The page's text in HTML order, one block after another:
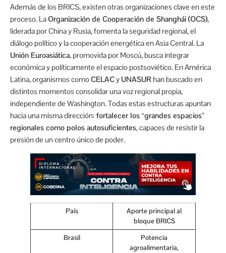
Además de los BRICS, existen otras organizaciones clave en este
proceso. LaOrganización de Cooperación de Shanghái (OCS),
liderada por China y Rusia, fomenta la seguridad regional, el
diálogo político y la cooperación energética en Asia Central. La
Unión Euroasiática, promovida por Moscú, busca integrar
económica y políticamente el espacio postsoviético. En América
Latina, organismos comoCELACyUNASUR han buscado en
distintos momentos consolidar una voz regional propia,
independiente de Washington. Todas estas estructuras apuntan
hacia una misma dirección: fortalecer los “grandes espacios”
regionales como polos autosuficientes, capaces de resistir la
presión de un centro único de poder.
País
Aporte principal al
bloque BRICS
Brasil
Potencia
agroalimentaria,